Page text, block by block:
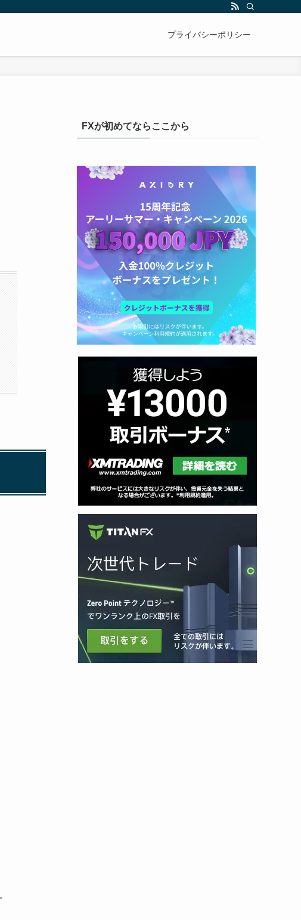
手法や自動売買ツールについても紹介しています。
プライバシーポリシー
FXが初めてならここから